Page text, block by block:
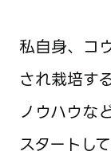
私自身、コ
され栽培す
ノウハウな
スタートし